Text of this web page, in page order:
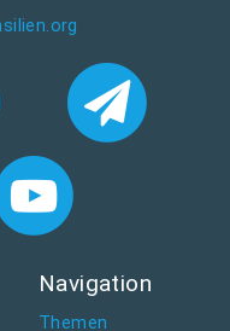
Navigation
Themen